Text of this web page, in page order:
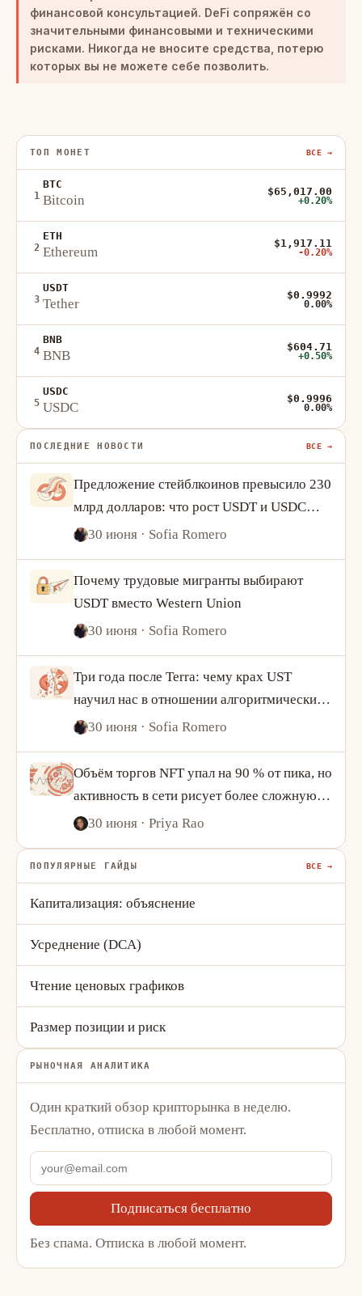
финансовой консультацией. DeFi сопряжён со
значительными финансовыми и техническими
рисками. Никогда не вносите средства, потерю
которых вы не можете себе позволить.
ТОП МОНЕТ ВСЕ →
1
BTC
Bitcoin
$65,017.00
+0.20%
2
ETH
Ethereum
$1,917.11
-0.20%
3
USDT
Tether
$0.9992
0.00%
4
BNB
BNB
$604.71
+0.50%
5
USDC
USDC
$0.9996
0.00%
ПОСЛЕДНИЕ НОВОСТИ ВСЕ →
Предложение стейблкоинов превысило 230
млрд долларов: что рост USDT и USDC
говорит о спросе на криптовалюту
30 июня · Sofia Romero
Почему трудовые мигранты выбирают
USDT вместо Western Union
30 июня · Sofia Romero
Три года после Terra: чему крах UST
научил нас в отношении алгоритмических
стейблкоинов
30 июня · Sofia Romero
Объём торгов NFT упал на 90 % от пика, но
активность в сети рисует более сложную
картину
30 июня · Priya Rao
ПОПУЛЯРНЫЕ ГАЙДЫ ВСЕ →
Капитализация: объяснение
Усреднение (DCA)
Чтение ценовых графиков
Размер позиции и риск
РЫНОЧНАЯ АНАЛИТИКА
Один краткий обзор крипторынка в неделю.
Бесплатно, отписка в любой момент.
Подписаться бесплатно
Без спама. Отписка в любой момент.